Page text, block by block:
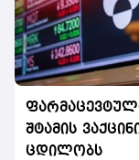
შტამის
ცდილობს